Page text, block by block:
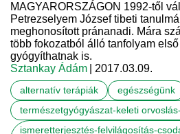
MAGYARORSZÁGON 1992-től
Petrezselyem József tibeti
meghonosított pránanadi. Mára
több fokozatból álló tanfolyam
gyógyíthatnak is.
Sztankay Ádám
| 2017.03.09.
alternatív terápiák
egészségünk
természetgyógyászat-keleti
ismeretterjesztés-felvilágosítás-